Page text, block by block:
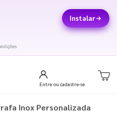
Instalar
Entre ou cadastre-se
Inox Personalizada